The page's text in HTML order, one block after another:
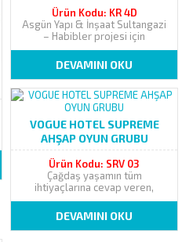
Ürün Kodu: KR 4D
Asgün Yapı & İnşaat Sultangazi
– Habibler projesi için
ihtiyaçlarına göre özel imal
ettiğimiz, Kraliçe / Kale serisi
dört kule metal oyun parkı
teslimatını gerçekleştirdik.
Asgün Yapı & İnşaat ile daha
önce ki çalışmamızda KR 4C
oyun parkı modeli nde...
DEVAMINI OKU
VOGUE HOTEL SUPREME
AHŞAP OYUN GRUBU
Ürün Kodu: SRV 03
Çağdaş yaşamın tüm
ihtiyaçlarına cevap veren,
insanların yaşam alanlarına
kaliteli ve güvenilir hizmet
sunan, farklı kategorilerdeki oda
tipleri ve özel villalar da eşsiz
DEVAMINI OKU